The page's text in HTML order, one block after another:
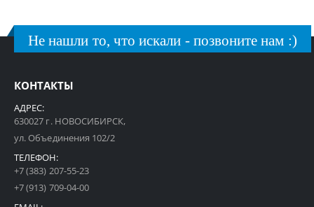
Не нашли то, что искали - позвоните нам :)
КОНТАКТЫ
АДРЕС:
630027 г. НОВОСИБИРСК,
ул. Объединения 102/2
ТЕЛЕФОН:
+7 (383) 207-55-23
+7 (913) 709-04-00